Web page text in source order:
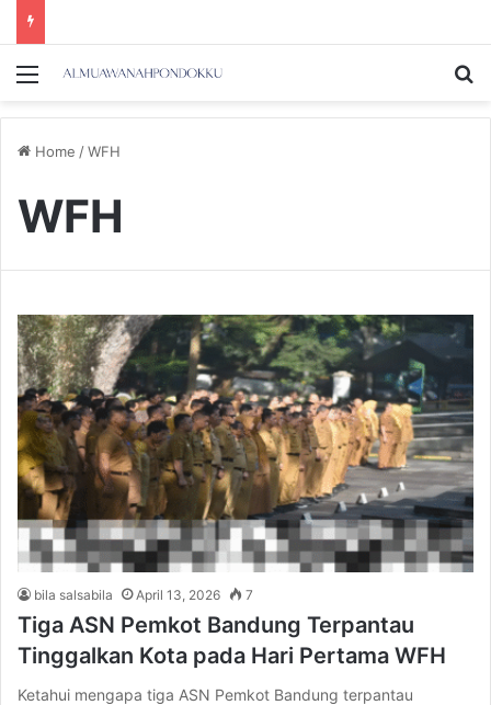
Menu
Home /WFH
WFH
bila salsabila April 13, 2026 7
Tiga ASN Pemkot Bandung Terpantau
Tinggalkan Kota pada Hari Pertama WFH
Ketahui mengapa tiga ASN Pemkot Bandung terpantau